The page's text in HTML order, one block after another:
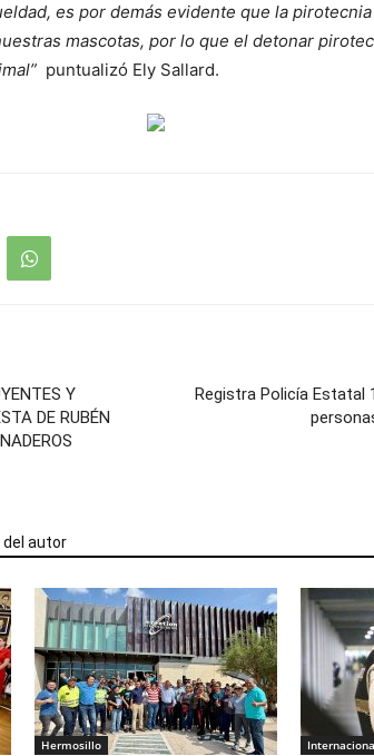
es por demás evidente que la
mascotas, por lo que el detonar
puntualizó Ely Sallard.
Y
DE RUBÉN
Registra Policía Estatal
del autor
Hermosillo